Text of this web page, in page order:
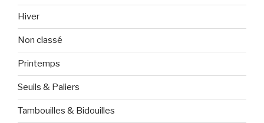
Hiver
Non classé
Printemps
Seuils & Paliers
Tambouilles & Bidouilles